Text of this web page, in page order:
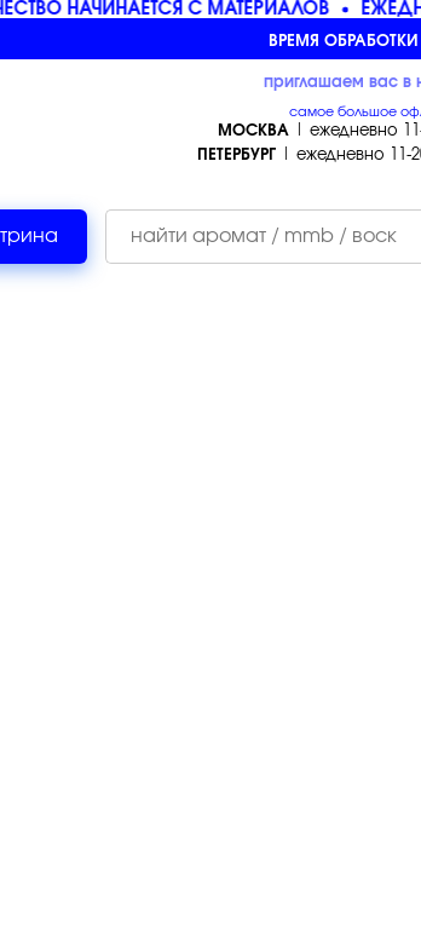
НАЧИНАЕТСЯ С МАТЕРИАЛОВ
ВРЕМЯ
приглашаем вас в
самое большое
МОСКВА| ежедневно
ПЕТЕРБУРГ| ежедневно 11-